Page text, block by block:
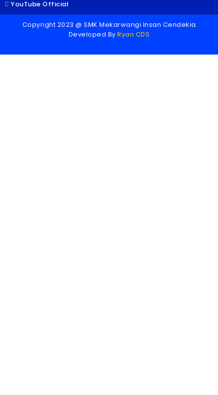
YouTube Official
Copyright 2023 @ SMK Mekarwangi Insan Cendekia
Developed By Ryan CDS